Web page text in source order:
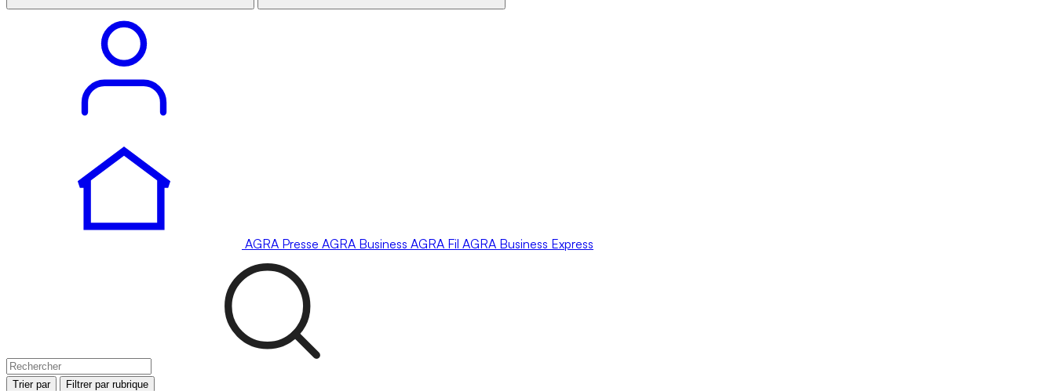
AGRA Presse AGRA Business AGRA Fil AGRA Business Express
Trier par Filtrer par rubrique